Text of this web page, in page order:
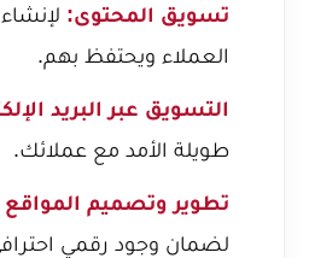
تسويق المحتوى:
العملاء ويحتفظ بهم.
التسويق عبر البريد
طويلة الأمد مع عملائك.
تطوير وتصميم المواقع
لضمان وجود رقمي